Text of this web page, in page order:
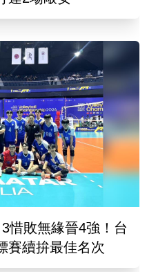
惜敗無緣晉4強！台
賽續拚最佳名次